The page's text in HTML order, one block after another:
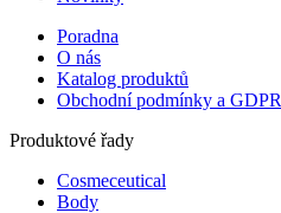
Poradna
O nás
Katalog produktů
Obchodní podmínky a GDPR
Produktové řady
Cosmeceutical
Body